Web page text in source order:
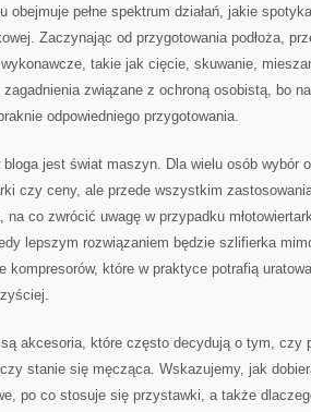
obejmuje pełne spektrum działań, jakie
Zaczynając od przygotowania podłoża,
takie jak cięcie, skuwanie,
zagadnienia związane z ochroną osobistą, bo
odpowiedniego przygotowania.
jest świat maszyn. Dla wielu osób wybór
czy ceny, ale przede wszystkim
na co zwrócić uwagę w przypadku
lepszym rozwiązaniem będzie szlifierka
kompresorów, które w praktyce potrafią
akcesoria, które często decydują o tym, czy
stanie się męcząca. Wskazujemy, jak
po co stosuje się przystawki, a także